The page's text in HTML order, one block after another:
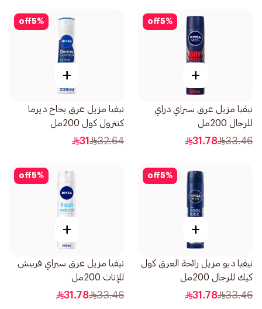
5%
off
+
نيفيا مزيل عرق سبراي دراي
للرجال 200مل
33.46
31.78
5%
off
+
نيفيا مزيل عرق بخاخ ديرما
كنترول كول 200مل
32.64
31
5%
off
+
نيفيا ديو مزيل رائحة العرق كول
كيك للرجال 200مل
33.46
31.78
5%
off
+
نيفيا مزيل عرق سبراي فربيش
للإناث 200مل
33.46
31.78